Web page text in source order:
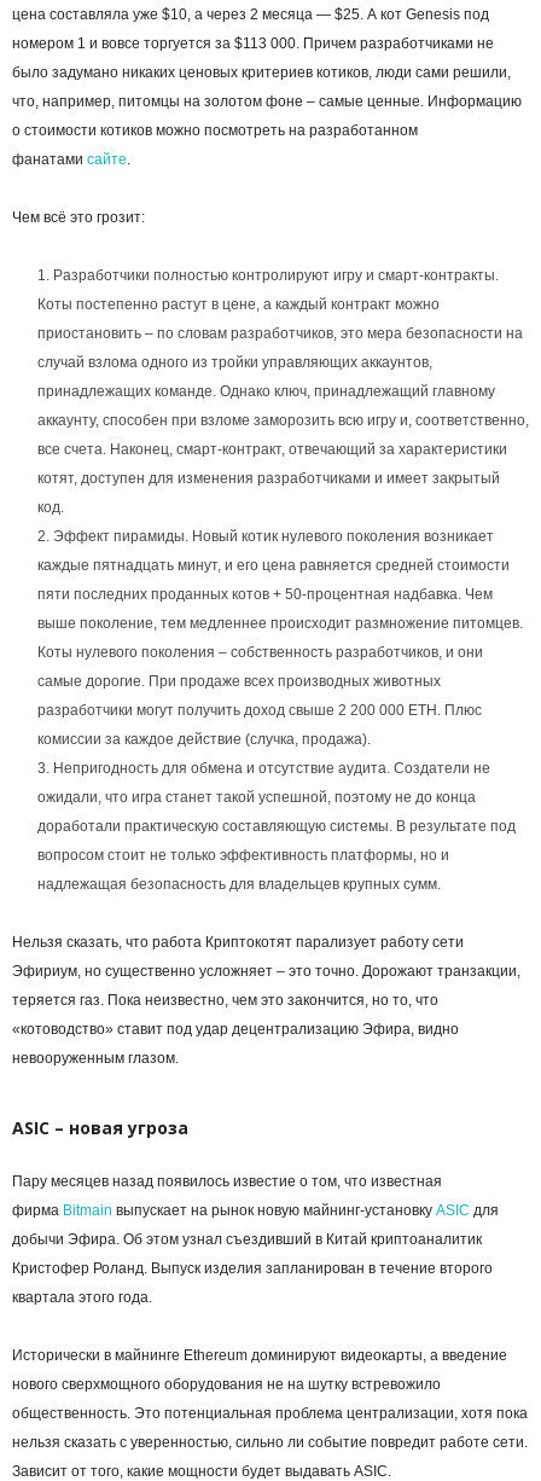
цена составляла уже $10, а через 2 месяца — $25. А кот Genesis под
номером 1 и вовсе торгуется за $113 000. Причем разработчиками не
было задумано никаких ценовых критериев котиков, люди сами решили,
что, например, питомцы на золотом фоне – самые ценные. Информацию
о стоимости котиков можно посмотреть на разработанном
фанатами сайте.
Чем всё это грозит:
Разработчики полностью контролируют игру и смарт-контракты.
Коты постепенно растут в цене, а каждый контракт можно
приостановить – по словам разработчиков, это мера безопасности на
случай взлома одного из тройки управляющих аккаунтов,
принадлежащих команде. Однако ключ, принадлежащий главному
аккаунту, способен при взломе заморозить всю игру и, соответственно,
все счета. Наконец, смарт-контракт, отвечающий за характеристики
котят, доступен для изменения разработчиками и имеет закрытый
код.
Эффект пирамиды. Новый котик нулевого поколения возникает
каждые пятнадцать минут, и его цена равняется средней стоимости
пяти последних проданных котов + 50-процентная надбавка. Чем
выше поколение, тем медленнее происходит размножение питомцев.
Коты нулевого поколения – собственность разработчиков, и они
самые дорогие. При продаже всех производных животных
разработчики могут получить доход свыше 2 200 000 ETH. Плюс
комиссии за каждое действие (случка, продажа).
Непригодность для обмена и отсутствие аудита. Создатели не
ожидали, что игра станет такой успешной, поэтому не до конца
доработали практическую составляющую системы. В результате под
вопросом стоит не только эффективность платформы, но и
надлежащая безопасность для владельцев крупных сумм.
Нельзя сказать, что работа Криптокотят парализует работу сети
Эфириум, но существенно усложняет – это точно. Дорожают транзакции,
теряется газ. Пока неизвестно, чем это закончится, но то, что
«котоводство» ставит под удар децентрализацию Эфира, видно
невооруженным глазом.
ASIC – новая угроза
Пару месяцев назад появилось известие о том, что известная
фирма Bitmain выпускает на рынок новую майнинг-установку ASIC для
добычи Эфира. Об этом узнал съездивший в Китай криптоаналитик
Кристофер Роланд. Выпуск изделия запланирован в течение второго
квартала этого года.
Исторически в майнинге Ethereum доминируют видеокарты, а введение
нового сверхмощного оборудования не на шутку встревожило
общественность. Это потенциальная проблема централизации, хотя пока
нельзя сказать с уверенностью, сильно ли событие повредит работе сети.
Зависит от того, какие мощности будет выдавать ASIC.